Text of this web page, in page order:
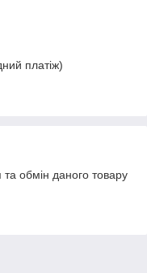
платіж)
обмін даного товару